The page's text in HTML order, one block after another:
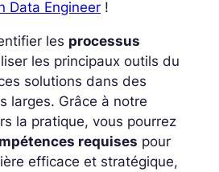
Data Engineer !
les processus
les principaux outils du
solutions dans des
larges. Grâce à notre
la pratique, vous pourrez
requises pour
efficace et stratégique,